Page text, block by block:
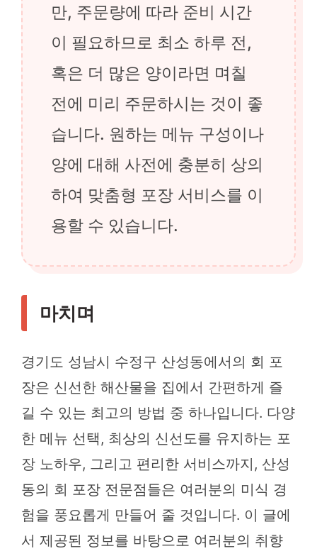
만, 주문량에 따라 준비 시간
이 필요하므로 최소 하루 전,
혹은 더 많은 양이라면 며칠
전에 미리 주문하시는 것이 좋
습니다. 원하는 메뉴 구성이나
양에 대해 사전에 충분히 상의
하여 맞춤형 포장 서비스를 이
용할 수 있습니다.
마치며
경기도 성남시 수정구 산성동에서의 회 포
장은 신선한 해산물을 집에서 간편하게 즐
길 수 있는 최고의 방법 중 하나입니다. 다양
한 메뉴 선택, 최상의 신선도를 유지하는 포
장 노하우, 그리고 편리한 서비스까지, 산성
동의 회 포장 전문점들은 여러분의 미식 경
험을 풍요롭게 만들어 줄 것입니다. 이 글에
서 제공된 정보를 바탕으로 여러분의 취향